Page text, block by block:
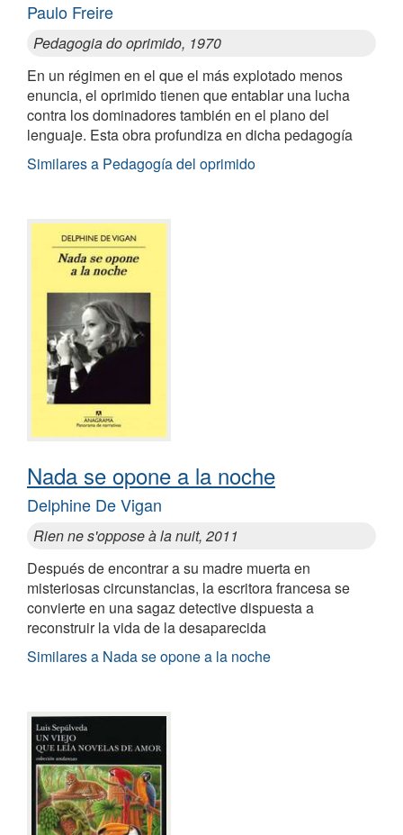
Paulo Freire
Pedagogia do oprimido, 1970
En un régimen en el que el más explotado menos
enuncia, el oprimido tienen que entablar una lucha
contra los dominadores también en el plano del
lenguaje. Esta obra profundiza en dicha pedagogía
Similares a Pedagogía del oprimido
Nada se opone a la noche
Delphine De Vigan
Rien ne s'oppose à la nuit, 2011
Después de encontrar a su madre muerta en
misteriosas circunstancias, la escritora francesa se
convierte en una sagaz detective dispuesta a
reconstruir la vida de la desaparecida
Similares a Nada se opone a la noche